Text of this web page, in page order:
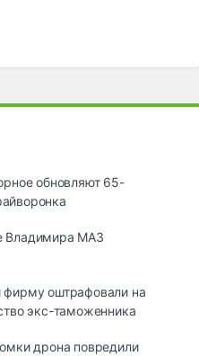
обновляют 65-
Владимира МАЗ
фирму оштрафовали на
экс-таможенника
дрона повредили